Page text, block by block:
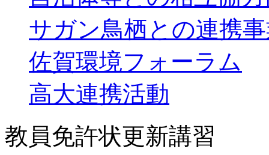
サガン鳥栖との連携
佐賀環境フォーラム
高大連携活動
教員免許状更新講習